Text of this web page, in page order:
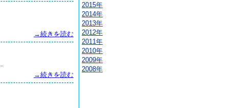
→続きを読む
→続きを読む
2015年
2014年
2013年
2012年
2011年
2010年
2009年
2008年